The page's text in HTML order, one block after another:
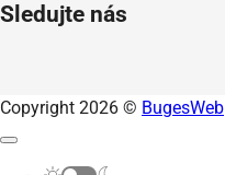
Sledujte nás
Copyright 2026 © BugesWeb